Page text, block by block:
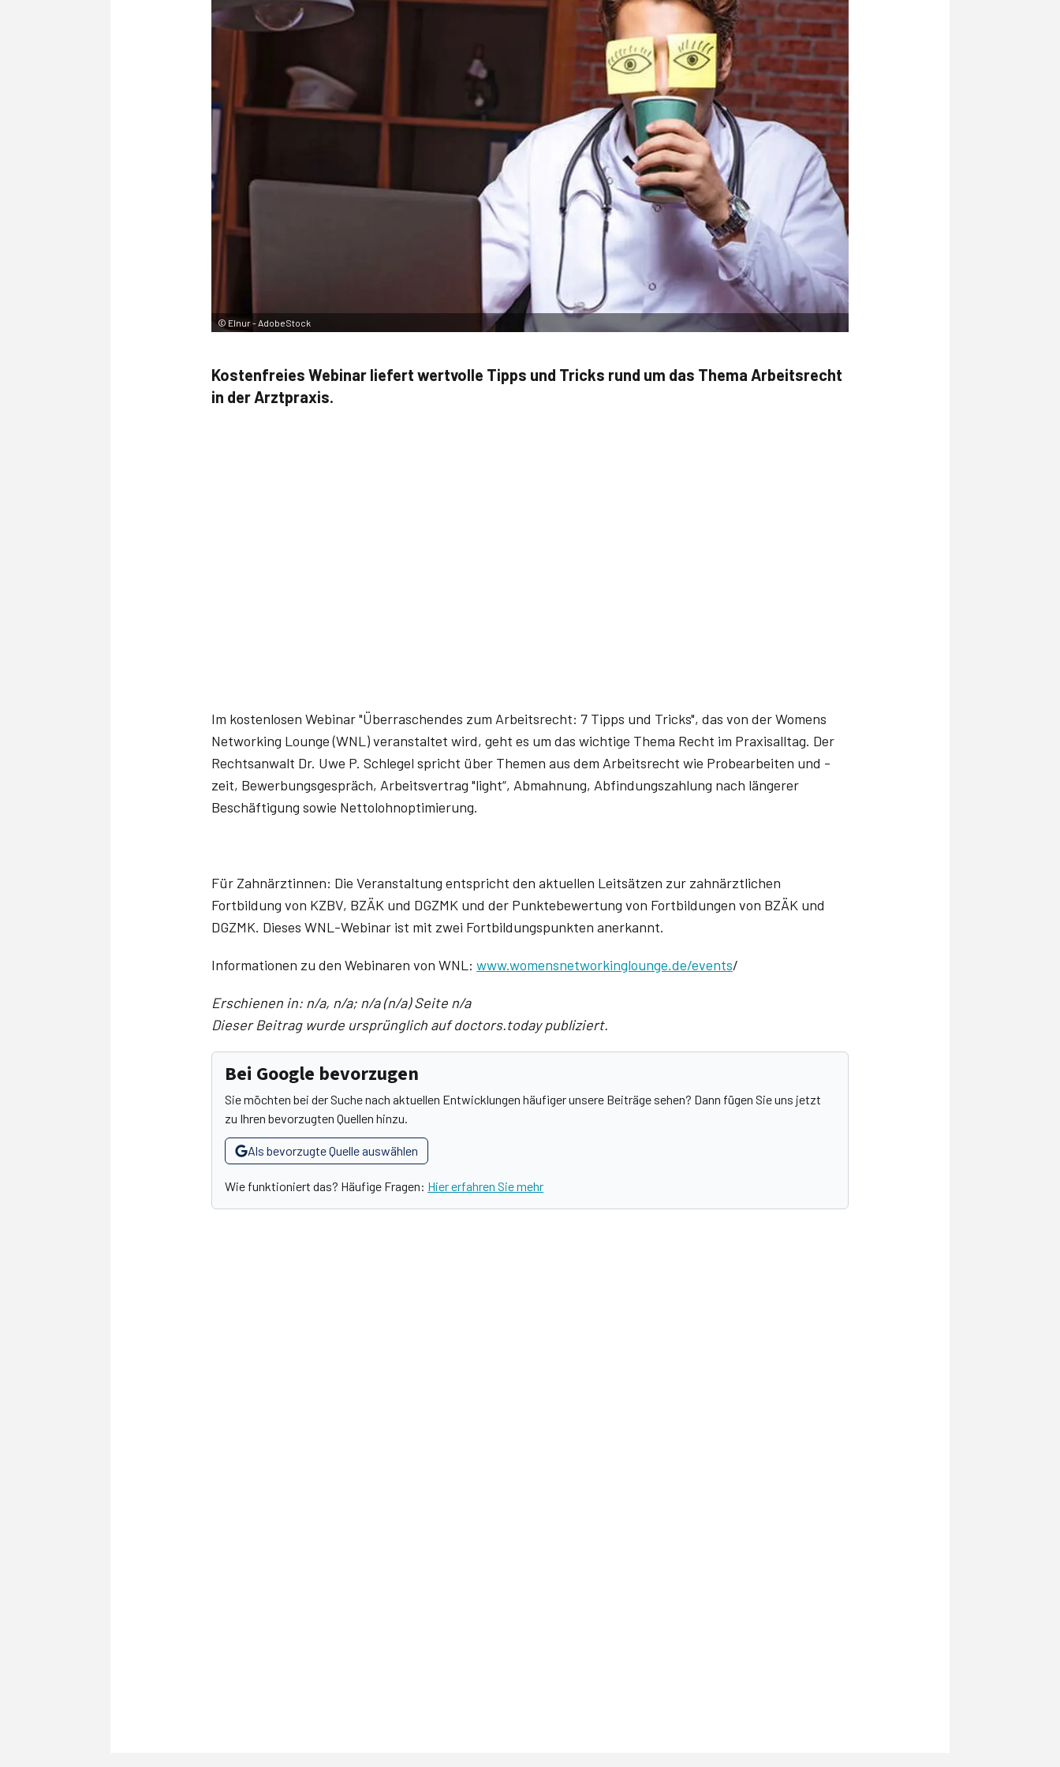
© Elnur - AdobeStock
Kostenfreies Webinar liefert wertvolle Tipps und Tricks rund um das Thema Arbeitsrecht
in der Arztpraxis.
Im kostenlosen Webinar "Überraschendes zum Arbeitsrecht: 7 Tipps und Tricks", das von der Womens
Networking Lounge (WNL) veranstaltet wird, geht es um das wichtige Thema Recht im Praxisalltag. Der
Rechtsanwalt Dr. Uwe P. Schlegel spricht über Themen aus dem Arbeitsrecht wie Probearbeiten und -
zeit, Bewerbungsgespräch, Arbeitsvertrag "light“, Abmahnung, Abfindungszahlung nach längerer
Beschäftigung sowie Nettolohnoptimierung.
Für Zahnärztinnen: Die Veranstaltung entspricht den aktuellen Leitsätzen zur zahnärztlichen
Fortbildung von KZBV, BZÄK und DGZMK und der Punktebewertung von Fortbildungen von BZÄK und
DGZMK. Dieses WNL-Webinar ist mit zwei Fortbildungspunkten anerkannt.
Informationen zu den Webinaren von WNL: www.womensnetworkinglounge.de/events/
Erschienen in: n/a, n/a; n/a (n/a) Seite n/a
Dieser Beitrag wurde ursprünglich auf doctors.today publiziert.
Bei Google bevorzugen
Sie möchten bei der Suche nach aktuellen Entwicklungen häufiger unsere Beiträge sehen? Dann fügen Sie uns jetzt
zu Ihren bevorzugten Quellen hinzu.
Als bevorzugte Quelle auswählen
Wie funktioniert das? Häufige Fragen: Hier erfahren Sie mehr